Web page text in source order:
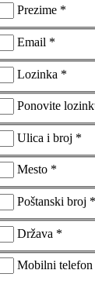
Prezime *
Email *
Lozinka *
Ponovite
Ulica i broj *
Mesto *
Poštanski broj *
Država *
Mobilni